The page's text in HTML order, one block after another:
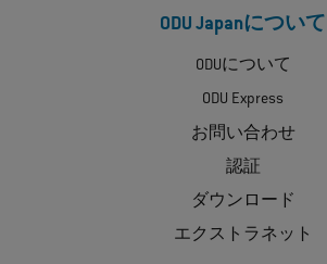
ODU Japanについて
ODUについて
ODU Express
お問い合わせ
認証
ダウンロード
エクストラネット